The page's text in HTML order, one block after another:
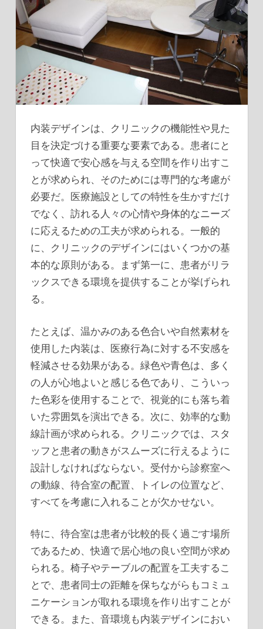
内装デザインは、クリニックの機能性や見た
目を決定づける重要な要素である。 患者にと
って快適で安心感を与える空間を作り出すこ
とが求められ、そのためには専門的な考慮が
必要だ。医療施設としての特性を生かすだけ
でなく、訪れる人々の心情や身体的なニーズ
に応えるための工夫が求められる。一般的
に、クリニックのデザインにはいくつかの基
本的な原則がある。まず第一に、患者がリラ
ックスできる環境を提供することが挙げられ
る。
たとえば、温かみのある色合いや自然素材を
使用した内装は、医療行為に対する不安感を
軽減させる効果がある。緑色や青色は、多く
の人が心地よいと感じる色であり、こういっ
た色彩を使用することで、視覚的にも落ち着
いた雰囲気を演出できる。次に、効率的な動
線計画が求められる。クリニックでは、スタ
ッフと患者の動きがスムーズに行えるように
設計しなければならない。受付から診察室へ
の動線、待合室の配置、トイレの位置など、
すべてを考慮に入れることが欠かせない。
特に、待合室は患者が比較的長く過ごす場所
であるため、快適で居心地の良い空間が求め
られる。椅子やテーブルの配置を工夫するこ
とで、患者同士の距離を保ちながらもコミュ
ニケーションが取れる環境を作り出すことが
できる。また、音環境も内装デザインにおい